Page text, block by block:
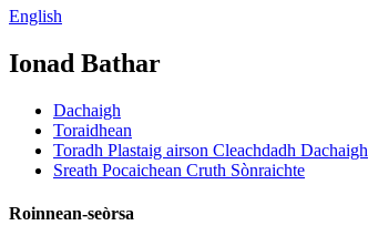
English
Ionad Bathar
Dachaigh
Toraidhean
Toradh Plastaig airson Cleachdadh Dachaigh
Sreath Pocaichean Cruth Sònraichte
Roinnean-seòrsa